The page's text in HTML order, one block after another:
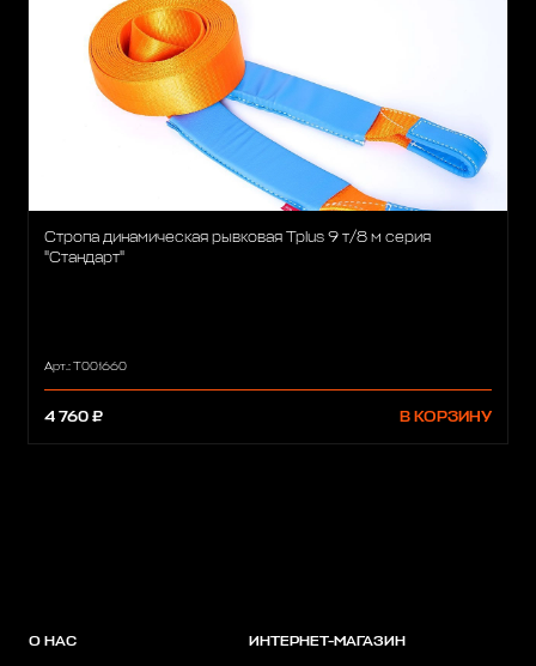
Стропа динамическая рывковая Tplus 9 т/8 м серия
"Стандарт"
Арт.: Т001660
4 760 ₽ В КОРЗИНУ
О НАС ИНТЕРНЕТ-МАГАЗИН